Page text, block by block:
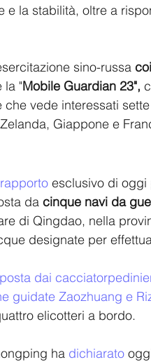
e la stabilità, oltre a
sino-russa
la "Mobile Guardian 23",
che vede interessati
Giappone e
rapporto esclusivo di oggi
da cinque navi da
di Qingdao, nella
designate per
dai
guidate Zaozhuang e
elicotteri a bordo.
ha dichiarato